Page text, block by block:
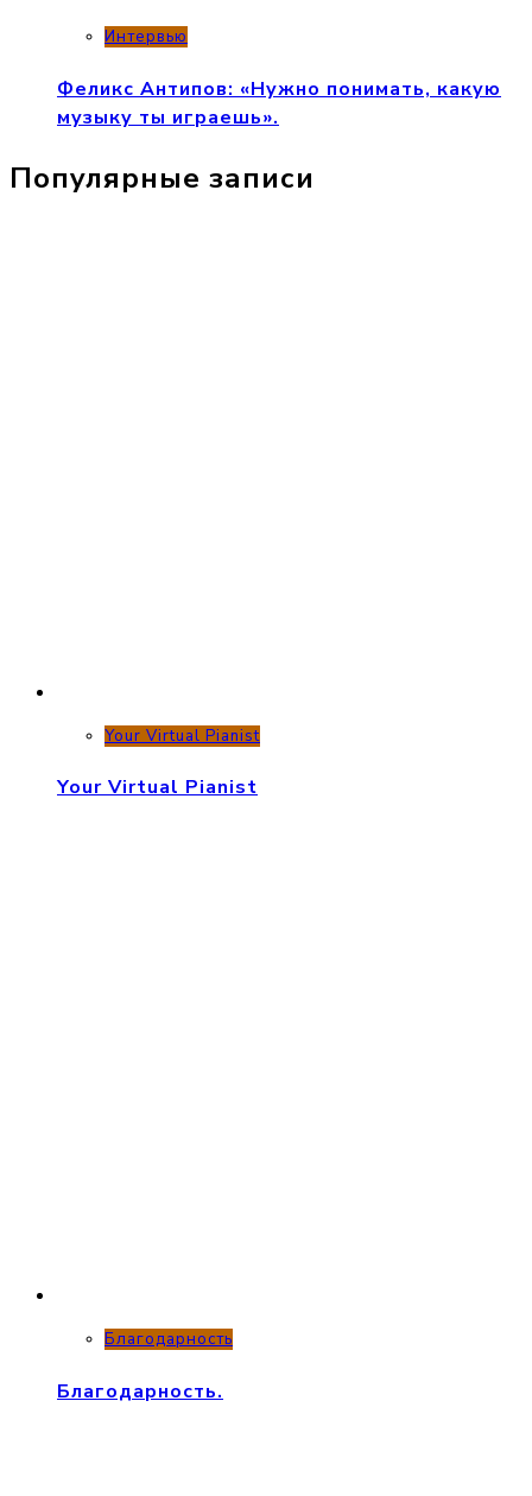
Интервью
Феликс Антипов: «Нужно понимать, какую
музыку ты играешь».
Популярные записи
Your Virtual Pianist
Your Virtual Pianist
Благодарность
Благодарность.